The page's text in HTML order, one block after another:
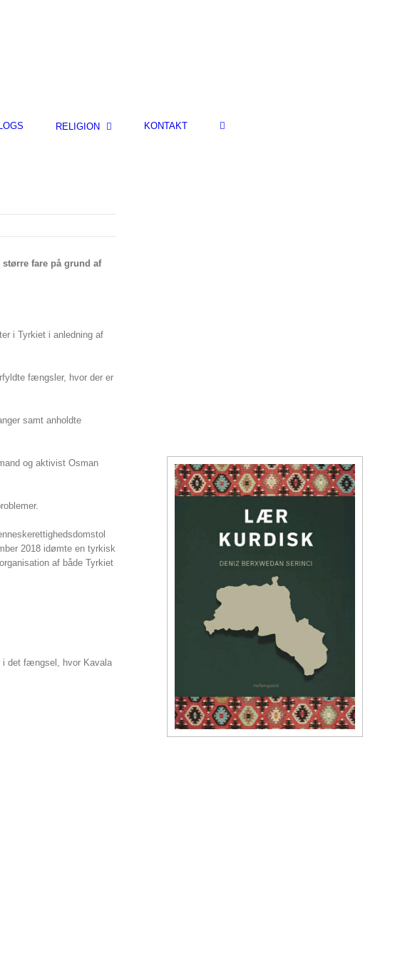
RELIGION KONTAKT
fare på grund af
i Tyrkiet i anledning af
fængsler, hvor der er
samt anholdte
og aktivist Osman
2018 idømte en tyrkisk
af både Tyrkiet
i det fængsel, hvor Kavala